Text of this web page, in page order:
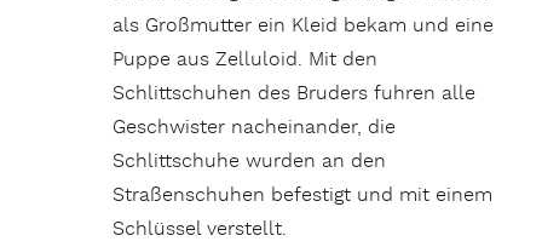
als Großmutter ein Kleid bekam und eine
Puppe aus Zelluloid. Mit den
Schlittschuhen des Bruders fuhren alle
Geschwister nacheinander, die
Schlittschuhe wurden an den
Straßenschuhen befestigt und mit einem
Schlüssel verstellt.